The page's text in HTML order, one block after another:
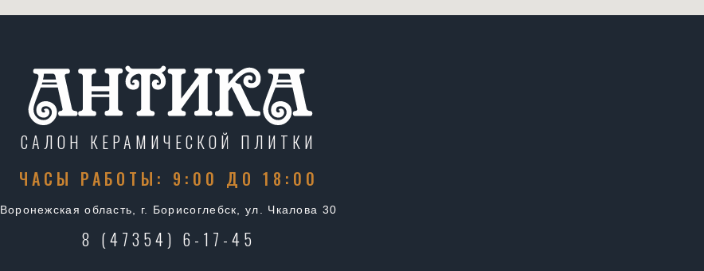
САЛОН КЕРАМИЧЕСКОЙ ПЛИТКИ
Воронежская область, г. Борисоглебск, ул. Чкалова 30
ЧАСЫ РАБОТЫ: 9:00 ДО 18:00
8 (47354) 6-17-45